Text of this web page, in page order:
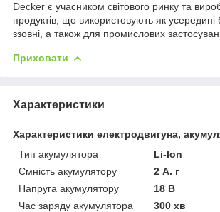
Decker є учасником світового ринку та
продуктів, що використовують як усередині
ззовні, а також для промислових
Приховати
Характеристики
Характеристики електродвигуна,
Тип акумулятора
Li-Ion
Ємність акумулятору
2 А. г
Напруга акумулятору
18 В
Час заряду акумулятора
300 хв